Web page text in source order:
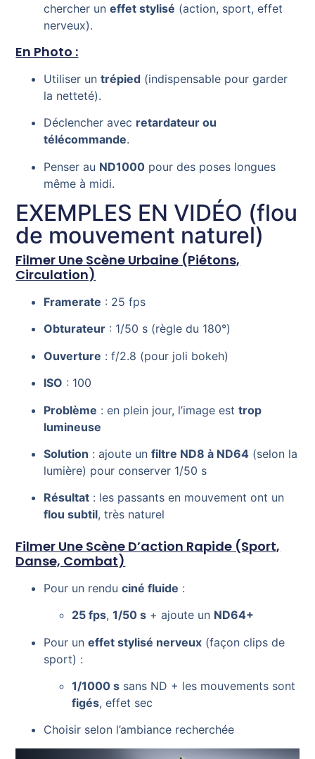
chercher uneffet stylisé (action, sport, effet
nerveux).
En Photo :
Utiliser untrépied (indispensable pour garder
la netteté).
Déclencher avec retardateur ou
télécommande.
Penser au ND1000 pour des poses longues
même à midi.
EXEMPLES EN VIDÉO (flou
de mouvement naturel)
Filmer Une Scène Urbaine (piétons,
Circulation)
Framerate : 25 fps
Obturateur : 1/50 s (règle du 180°)
Ouverture : f/2.8 (pour joli bokeh)
ISO : 100
Problème : en plein jour, l’image esttrop
lumineuse
Solution : ajoute unfiltre ND8 à ND64 (selon la
lumière) pour conserver 1/50 s
Résultat : les passants en mouvement ont un
flou subtil, très naturel
Filmer Une Scène D’action Rapide (sport,
Danse, Combat)
Pour un renduciné fluide :
25 fps,1/50 s + ajoute un ND64+
Pour uneffet stylisé nerveux (façon clips de
sport) :
1/1000 s sans ND + les mouvements sont
figés, effet sec
Choisir selon l’ambiance recherchée